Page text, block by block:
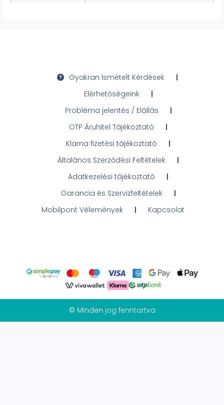
Gyakran Ismételt Kérdések
Elérhetőségeink
Probléma jelentés / Elállás
OTP Áruhitel Tájékoztató
Klarna fizetési tájékoztató
Általános Szerződési Feltételek
Adatkezelési tájékoztató
Garancia és Szervizfeltételek
Mobilpont Vélemények
Kapcsolat
© Minden jog fenntartva